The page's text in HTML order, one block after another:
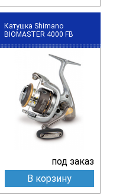
Катушка Shimano
BIOMASTER 4000 FB
под заказ
В корзину